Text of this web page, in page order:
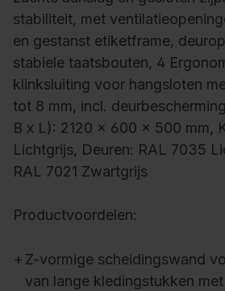
stabiliteit, met
en gestanst etiketframe,
stabiele taatsbouten, 4
klinksluiting voor hangsloten
tot 8 mm, incl.
B x L): 2120 x 600 x 500 mm,
Lichtgrijs, Deuren: RAL 7035
RAL 7021 Zwartgrijs
Productvoordelen:
+ Z-vormige scheidingswand
van lange kledingstukken